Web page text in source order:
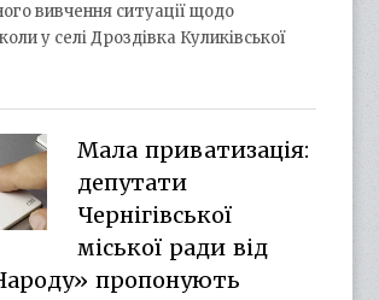
вивчення ситуації щодо
у селі Дроздівка Куликівської
Мала приватизація:
депутати
Чернігівської
міської ради від
пропонують